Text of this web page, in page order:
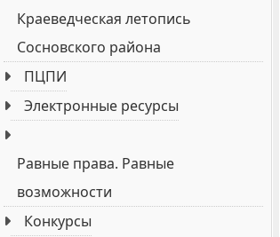
Краеведческая летопись
Сосновского района
ПЦПИ
Электронные реcурсы
Равные права. Равные
возможности
Конкурсы